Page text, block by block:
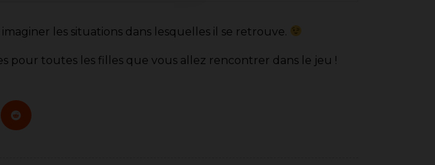
les situations dans lesquelles il se retrouve.
pour toutes les filles que vous allez rencontrer dans le jeu !